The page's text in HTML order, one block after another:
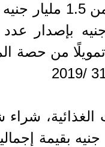
من حصة
شراء